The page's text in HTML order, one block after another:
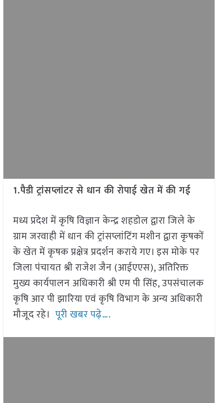
1.पैडी ट्रांसप्लांटर से धान की रोपाई खेत में की गई
मध्य प्रदेश में कृषि विज्ञान केन्द्र शहडोल द्वारा जिले के
ग्राम जरवाही में धान की ट्रांसप्लांटिंग मशीन द्वारा कृषकों
के खेत में कृषक प्रक्षेत्र प्रदर्शन कराये गए। इस मोके पर
जिला पंचायत श्री राजेश जैन (आईएएस), अतिरिक्त
मुख्य कार्यपालन अधिकारी श्री एम पी सिंह, उपसंचालक
कृषि आर पी झारिया एवं कृषि विभाग के अन्य अधिकारी
मौजूद रहे।पूरी खबर पढ़े….